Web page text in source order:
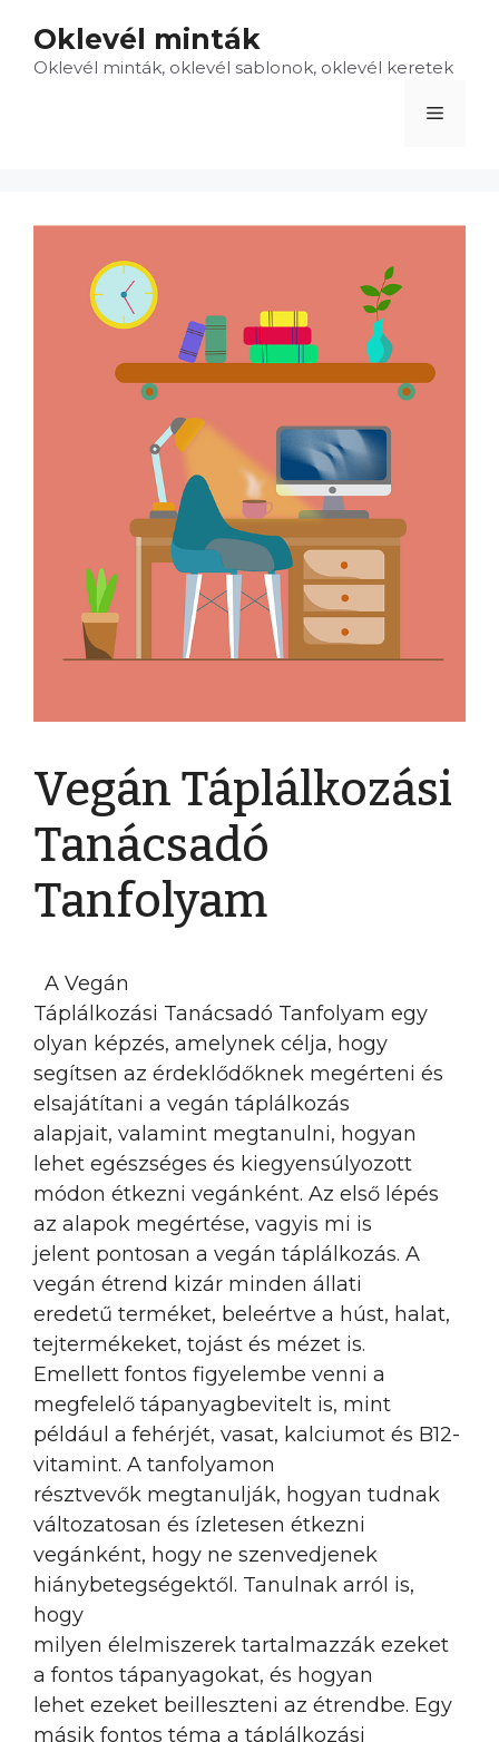
tartalomba
Oklevél minták
Oklevél minták, oklevél sablonok, oklevél keretek
Menü
Vegán Táplálkozási
Tanácsadó
Tanfolyam
A Vegán
Táplálkozási Tanácsadó Tanfolyam egy
olyan képzés, amelynek célja, hogy
segítsen az érdeklődőknek megérteni és
elsajátítani a vegán táplálkozás
alapjait, valamint megtanulni, hogyan
lehet egészséges és kiegyensúlyozott
módon étkezni vegánként. Az első lépés
az alapok megértése, vagyis mi is
jelent pontosan a vegán táplálkozás. A
vegán étrend kizár minden állati
eredetű terméket, beleértve a húst, halat,
tejtermékeket, tojást és mézet is.
Emellett fontos figyelembe venni a
megfelelő tápanyagbevitelt is, mint
például a fehérjét, vasat, kalciumot és B12-
vitamint. A tanfolyamon
résztvevők megtanulják, hogyan tudnak
változatosan és ízletesen étkezni
vegánként, hogy ne szenvedjenek
hiánybetegségektől. Tanulnak arról is,
hogy
milyen élelmiszerek tartalmazzák ezeket
a fontos tápanyagokat, és hogyan
lehet ezeket beilleszteni az étrendbe. Egy
másik fontos téma a táplálkozási